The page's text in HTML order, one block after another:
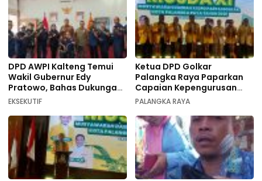
DPD AWPI Kalteng Temui
Wakil Gubernur Edy
Pratowo, Bahas Dukungan
Kongres Nasional II AWPI di
EKSEKUTIF
Ketua DPD Golkar
Palangka Raya Paparkan
Capaian Kepengurusan
pada Pembukaan Musda XI
PALANGKA RAYA